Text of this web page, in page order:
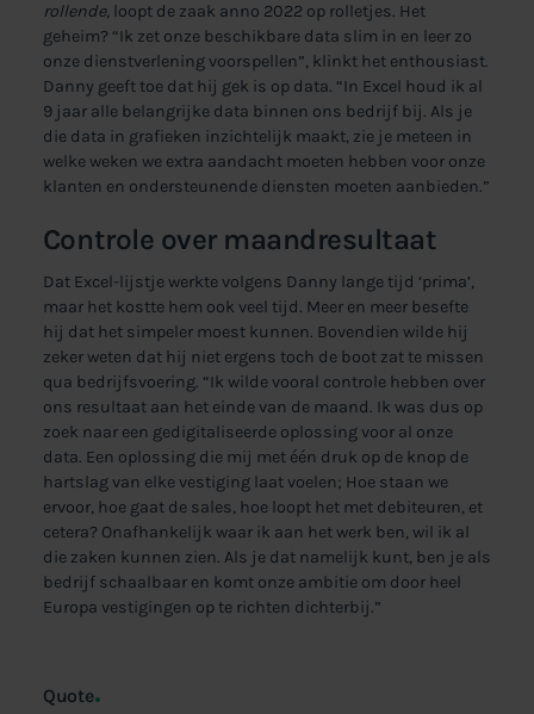
rollende, loopt de zaak anno 2022 op rolletjes. Het
geheim? “Ik zet onze beschikbare data slim in en leer zo
onze dienstverlening voorspellen”, klinkt het enthousiast.
Danny geeft toe dat hij gek is op data. “In Excel houd ik al
9 jaar alle belangrijke data binnen ons bedrijf bij. Als je
die data in grafieken inzichtelijk maakt, zie je meteen in
welke weken we extra aandacht moeten hebben voor onze
klanten en ondersteunende diensten moeten aanbieden.”
Controle over maandresultaat
Dat Excel-lijstje werkte volgens Danny lange tijd ‘prima’,
maar het kostte hem ook veel tijd. Meer en meer besefte
hij dat het simpeler moest kunnen. Bovendien wilde hij
zeker weten dat hij niet ergens toch de boot zat te missen
qua bedrijfsvoering. “Ik wilde vooral controle hebben over
ons resultaat aan het einde van de maand. Ik was dus op
zoek naar een gedigitaliseerde oplossing voor al onze
data. Een oplossing die mij met één druk op de knop de
hartslag van elke vestiging laat voelen; Hoe staan we
ervoor, hoe gaat de sales, hoe loopt het met debiteuren, et
cetera? Onafhankelijk waar ik aan het werk ben, wil ik al
die zaken kunnen zien. Als je dat namelijk kunt, ben je als
bedrijf schaalbaar en komt onze ambitie om door heel
Europa vestigingen op te richten dichterbij.”
Quote